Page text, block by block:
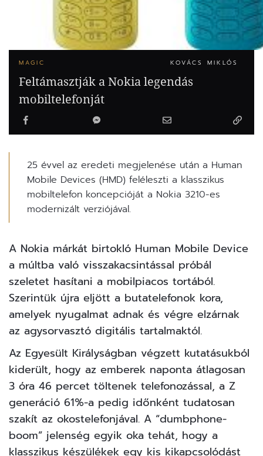
MAGIC KOVÁCS MIKLÓS
Feltámasztják a Nokia legendás
mobiltelefonját
25 évvel az eredeti megjelenése után a Human
Mobile Devices (HMD) feléleszti a klasszikus
mobiltelefon koncepcióját a Nokia 3210-es
modernizált verziójával.
A Nokia márkát birtokló Human Mobile Device
a múltba való visszakacsintással próbál
szeletet hasítani a mobilpiacos tortából.
Szerintük újra eljött a butatelefonok kora,
amelyek nyugalmat adnak és végre elzárnak
az agysorvasztó digitális tartalmaktól.
Az Egyesült Királyságban végzett kutatásukból
kiderült, hogy az emberek naponta átlagosan
3 óra 46 percet töltenek telefonozással, a Z
generáció 61%-a pedig időnként tudatosan
szakít az okostelefonjával. A “dumbphone-
boom” jelenség egyik oka tehát, hogy a
klasszikus készülékek egy kis kikapcsolódást